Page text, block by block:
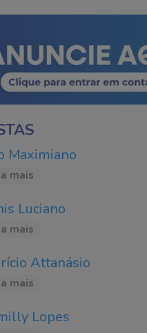
Maximiano
mais
Luciano
mais
Attanásio
mais
Lopes